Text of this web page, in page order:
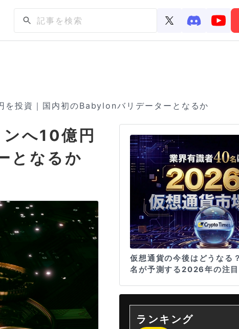
投資｜国内初のBabylonバリデーターとなるか
へ10億円
となるか
仮想通貨の今後はどうなる
名が予測する2026年の注目
ランキング